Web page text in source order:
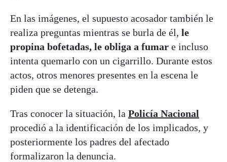
En las imágenes, el supuesto acosador también le
realiza preguntas mientras se burla de él, le
propina bofetadas, le obliga a fumar e incluso
intenta quemarlo con un cigarrillo. Durante estos
actos, otros menores presentes en la escena le
piden que se detenga.
Tras conocer la situación, la Policía Nacional
procedió a la identificación de los implicados, y
posteriormente los padres del afectado
formalizaron la denuncia.